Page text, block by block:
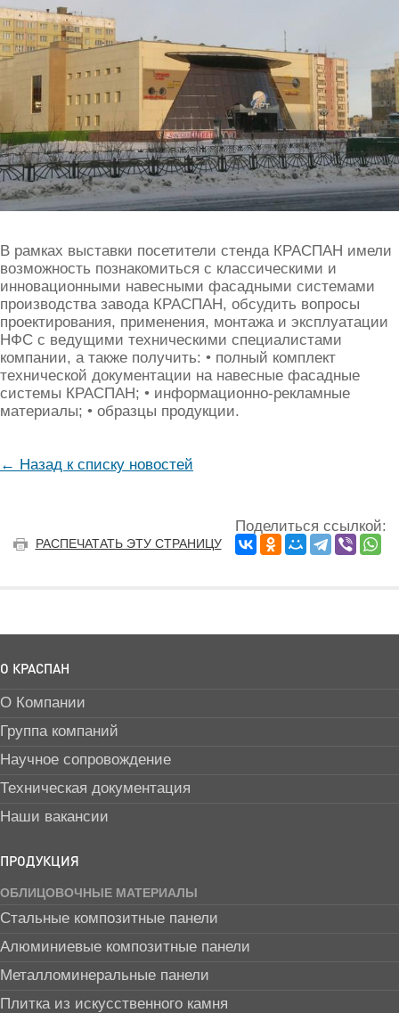
В рамках выставки посетители стенда КРАСПАН имели
возможность познакомиться с классическими и
инновационными навесными фасадными системами
производства завода КРАСПАН, обсудить вопросы
проектирования, применения, монтажа и эксплуатации
НФС с ведущими техническими специалистами
компании, а также получить: • полный комплект
технической документации на навесные фасадные
системы КРАСПАН; • информационно-рекламные
материалы; • образцы продукции.
← Назад к списку новостей
РАСПЕЧАТАТЬ ЭТУ СТРАНИЦУ
Поделиться ссылкой:
О КРАСПАН
О Компании
Группа компаний
Научное сопровождение
Техническая документация
Наши вакансии
ПРОДУКЦИЯ
ОБЛИЦОВОЧНЫЕ МАТЕРИАЛЫ
Стальные композитные панели
Алюминиевые композитные панели
Металломинеральные панели
Плитка из искусственного камня